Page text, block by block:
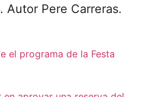
Autor Pere Carreras.
el programa de la Festa